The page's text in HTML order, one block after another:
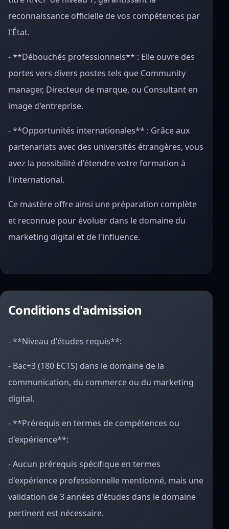
reconnaissance officielle de vos compétences par
l'État.
- **Débouchés professionnels** : Elle ouvre des
portes vers divers postes tels que Community
manager, Directeur de marque, ou Consultant en
image d'entreprise.
- **Opportunités internationales** : Grâce aux
partenariats avec des universités étrangères, vous
avez la possibilité d'étendre votre formation à
l'international.
Ce mastère offre ainsi une préparation complète
et reconnue pour évoluer dans le domaine du
marketing digital et de l'influence.
Conditions d'admission
- **Niveau d'études requis**:
- Bac+3 (180 ECTS) dans le domaine de la
communication, du commerce ou du marketing
digital.
- **Prérequis en termes de compétences ou
d'expérience**:
- Aucun prérequis spécifique en termes
d'expérience professionnelle mentionné, mais une
validation de 3 années d'études dans le domaine
pertinent est nécessaire.